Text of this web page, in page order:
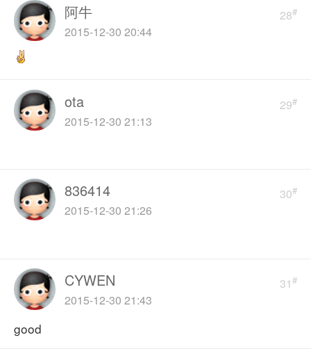
28#
阿牛
2015-12-30 20:44
29#
ota
2015-12-30 21:13
30#
836414
2015-12-30 21:26
31#
CYWEN
2015-12-30 21:43
good